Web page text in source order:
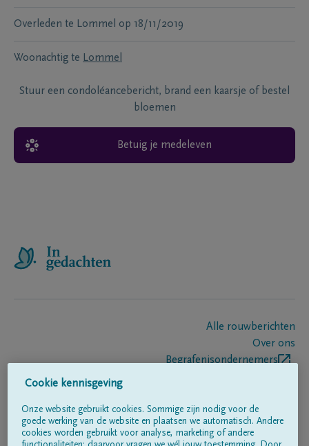
Overleden te Lommel op 18/11/2019
Woonachtig te Lommel
Stuur een condoléancebericht, brand een kaarsje of bestel
bloemen
Betuig je medeleven
Alle rouwberichten
Over ons
Begrafenisondernemers
Volg ons op
Cookie kennisgeving
Onze website gebruikt cookies. Sommige zijn nodig voor de
goede werking van de website en plaatsen we automatisch. Andere
cookies worden gebruikt voor analyse, marketing of andere